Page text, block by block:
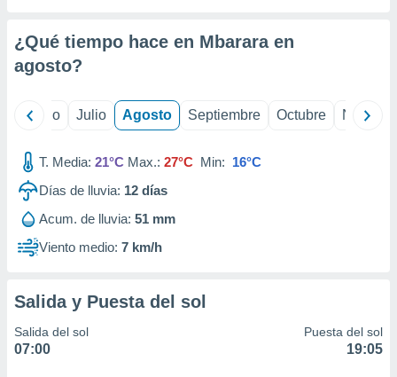
e
de
¿Qué tiempo hace en Mbarara en
agosto?
Junio Julio Agosto Septiembre Octubre
T. Media: 21°C Max.: 27°C Min: 16°C
Días de lluvia: 12 días
Acum. de lluvia: 51 mm
Viento medio: 7 km/h
Salida y Puesta del sol
Salida del sol
07:00
Puesta del sol
19:05